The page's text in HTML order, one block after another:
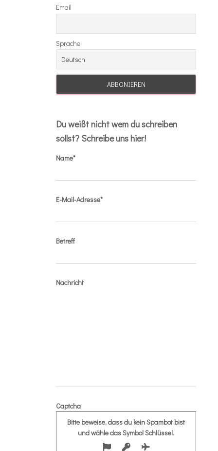
Email
Sprache
Du weißt nicht wem du schreiben
sollst? Schreibe uns hier!
Name*
E-Mail-Adresse*
Betreff
Nachricht
Captcha
Bitte beweise, dass du kein Spambot bist
und wähle das SymbolSchlüssel.